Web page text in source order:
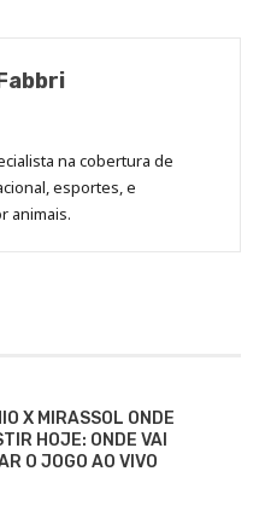
na cobertura de
esportes, e
animais.
X MIRASSOL ONDE
HOJE: ONDE VAI
O JOGO AO VIVO